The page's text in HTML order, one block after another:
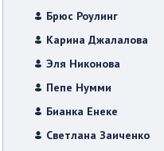
Брюс Роулинг
Карина Джалалова
Эля Никонова
Пепе Нумми
Бианка Енеке
Светлана Заиченко